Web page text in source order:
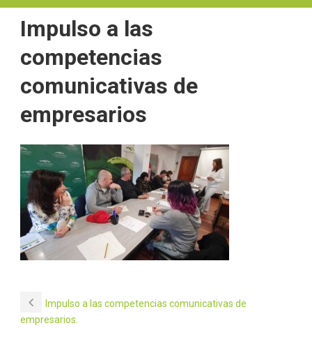
Impulso a las
competencias
comunicativas de
empresarios
Impulso a las competencias comunicativas de
empresarios.